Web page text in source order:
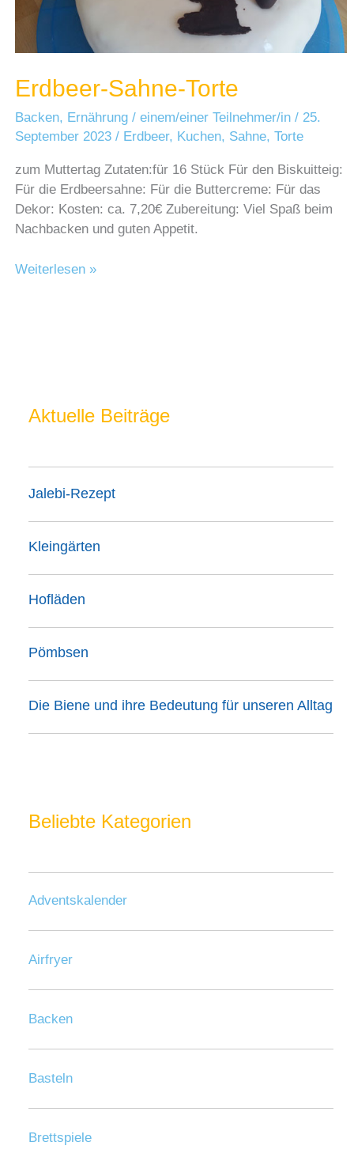
Erdbeer-Sahne-Torte
Backen, Ernährung /einem/einer Teilnehmer/in/ 25.
September 2023/ Erdbeer, Kuchen, Sahne,Torte
zum Muttertag Zutaten:für 16 Stück Für den Biskuitteig:
Für die Erdbeersahne: Für die Buttercreme: Für das
Dekor: Kosten: ca. 7,20€ Zubereitung: Viel Spaß beim
Nachbacken und guten Appetit.
Erdbeer-
Weiterlesen »
Aktuelle Beiträge
Jalebi-Rezept
Kleingärten
Hofläden
Pömbsen
Die Biene und ihre Bedeutung für unseren Alltag
Beliebte Kategorien
Adventskalender
Airfryer
Backen
Basteln
Brettspiele